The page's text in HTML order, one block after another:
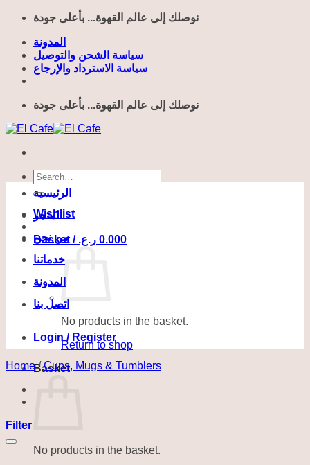
Skip
content
نوصلك إلى عالم القهوة... بأعلى جودة
المدونة
سياسة الشحن والتوصيل
سياسة الاسترداد والإرجاع
نوصلك إلى عالم القهوة... بأعلى جودة
Search
for:
Wishlist
Basket / 0.000 ر.ع.
No products in the basket.
Return to shop
Basket
No products in the basket.
الرئيسية
المتجر
من نحن
خدماتنا
المدونة
اتصل بنا
Login / Register
Home / Cups, Mugs & Tumblers
Filter